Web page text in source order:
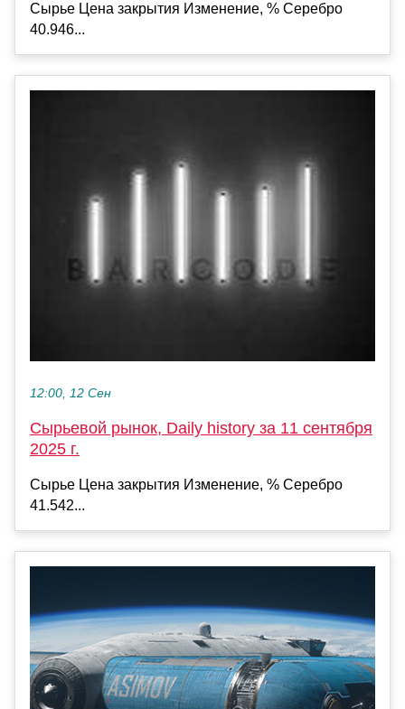
Сырье Цена закрытия Изменение, % Серебро
40.946...
12:00, 12 Сен
Сырьевой рынок, Daily history за 11 сентября
2025 г.
Сырье Цена закрытия Изменение, % Серебро
41.542...